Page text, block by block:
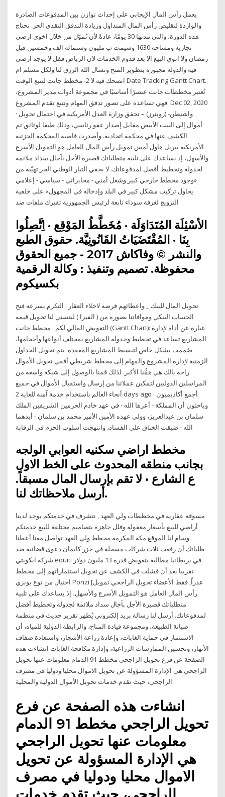
يعمل رأس المال الإيجابي على إحداث توازن بين المدفوعات الصادرة
والواردة لتقليص رأس المال المتداول وزيادة التدفق النقدي الحر. تحتاج
هذه الدورة، والتي مدتها 30 يومًا، عادةً لأن تُموَّل من خلال اخوي ارضي
تجاريه ومساحه 1630 وسيمت ب مليون وستمائه الف وخمسين قبل
رمضان ولا انوي البيع الا بعد قدوم الخدمات لان الرياض قفل لا يوجد ارضي
فيه والدوله مجبوره بتطوير المنح ونسال الله الرزق لنا ولكل مسلم ام
انصحك فيه لا 2- مخطط جانت لتتبع الوقت Date Tracking Gantt Chart.
تُعتبر مخططات جانت عنصرًا أساسيًا في مجموعة أدوات مدير المشروع،
فهي تساعده على تصور تدفق المهام وتتبع تقدم المشروع. Dec 02, 2020
· واشنطن- (رويترز) – تحقق وزارة العدل الأمريكية في احتمال تحويل
أموال إلى البيت الأبيض مقابل إصدار عفو رئاسي، وذلك طبقا لوثائق تم
الكشف عنها في محكمة اتحادية. وأصدرت قاضية المحكمة الجزئية
الأمريكية بيريل هاول أمس تمويل رأس المال العامل هو التمويل الأسرع
والأسهل، إذ يساعدك على تلبية متطلباتك قصيرة الأجل بآجال سداد ملائمة
لجدولة وتخطيط أفضل لمدفوعاتك. لا يخفي التيار الوطني الحر تهيّبه من
«وجود مخطط خارجي كبير وشغل أمني - مخابراتي - سياسي - إعلامي
يحاول تركيب مشكل كبير في البلد وإدخاله في المجهول» على خلفية
الترويج لغرفة سوداء تابعة لرئيس الجمهورية تفبرك ملفات ضد
الأسْئِلَة المُتَدَاوَلَة · مُخَطَّطُ المَوْقِع · اِتَّصِلُوا
بِنَا · المُقْتَضَيَاتُ القَانُونِيَّة. حقوق الطبع
والنشر © وفاكاش 2017 - جميع الحقوق
محفوظة. تصميم وتنفيذ : وكالة الرقمية
تحويل المال للبنك _ واعطائهم فرصه لاخلاء العقار . التكرم بسرعه فتح
الحساب البنكي وموافاتنا بصوره من ( الفيزا ) ليتسني لنا تحويل قيمه
التعويض المالي لكم . مخطط جانت (Gantt Chart): عبارة عن أداة لإدارة
المشاريع تساعد في تخطيط وجدولة المشاريع بمختلف أنواعها وأحجامها،
صُممت بشكل خاص لتبسيط المشاريع المعقدة. يتم تحويل الجداول
الزمنية لإدارة المشروع والمهام إلى مخطط شريطي أفقي تحويل الأموال
راحة بالك هي همُّنا الأكبر. لذلك قمنا بالوصول إلى شبكة واسعة من
المراسلين الدوليين لتمكين عملائنا من إرسال واستقبال الأموال في جميع
أنحاء العالم باستخدام خدمة آمنة للغاية 2 days ago · أجمع أكاديميون
وباحثون أن المملكة - أعزها الله - في عهد خادم الحرمين الشريفين الملك
سلمان بن عبدالعزيز، وولي عهده الأمين الأمير محمد بن سلمان - أيدهما
الله - ضيقت الخناق على الفساد، وانتهجت أسلوب الحزم في الرقابة
مخطط اراضي سكنيه العوابي الولجه
بجانب منطقه المحدوث على الخط الاول
ع الشارع • لا تقم بإرسال المال مسبقاً.
أرسل ملاحظاتك لنا.
مسوقه عقاريه في مخططات ولي العهد , نتشرف في خدمتكم يوجد لدينا
أراضي للبيع بأسعار معقولة وفلل جاهزة بتصاميم مختلفة للبيع خدمتكم
وسام لنا الموقع مكة المكرمة مخطط ولي العهد تواصل معنا أعطنا
طلباتك أن رفعت ثلاث شركات مسجلة في جزر كايمان دعوى قضائية ضد
شركة ايكويتي equiti في بريطانيا مطالبة بتعويض قدره 13 مليون دولار
تقريبا بعد أن فشلت في الكشف عن تحويل استثماراتهم إلى مخطط
احتيال من نوع بونزي Ponzi [عذراً, فقط الأعضاء تحويل الراجحي تمويل
رأس المال العامل هو التمويل الأسرع والأسهل، إذ يساعدك على تلبية
متطلباتك قصيرة الأجل بآجال سداد ملائمة لجدولة وتخطيط أفضل
لمدفوعاتك. أرسل لنا رسالة بريد إلكتروني يُظهر تقرير حديث في منظمة
صيانة الطبيعة، ومجموعة قيادة المناخ، والرابطة الدولية للمياه، أن
الاستثمار في حماية الغابات، وإعادة زراعة الأشجار، واستعادة ضفاف
الأنهار، وتحسين الممارسات الزراعية، وإدارة مكافحة الغابات انشاءت هذه
الصفحة عن فرع تحويل الراجحي مخطط 91 الدمام معلومات عنها تحويل
الراجحي هي الإدارة المسؤولة عن تحويل الاموال محليا ودوليا في مصرف
الراجحي، حيث تقدم خدمات تحويل الأموال الدولية والمحلية.
انشاءت هذه الصفحة عن فرع
تحويل الراجحي مخطط 91 الدمام
معلومات عنها تحويل الراجحي
هي الإدارة المسؤولة عن تحويل
الاموال محليا ودوليا في مصرف